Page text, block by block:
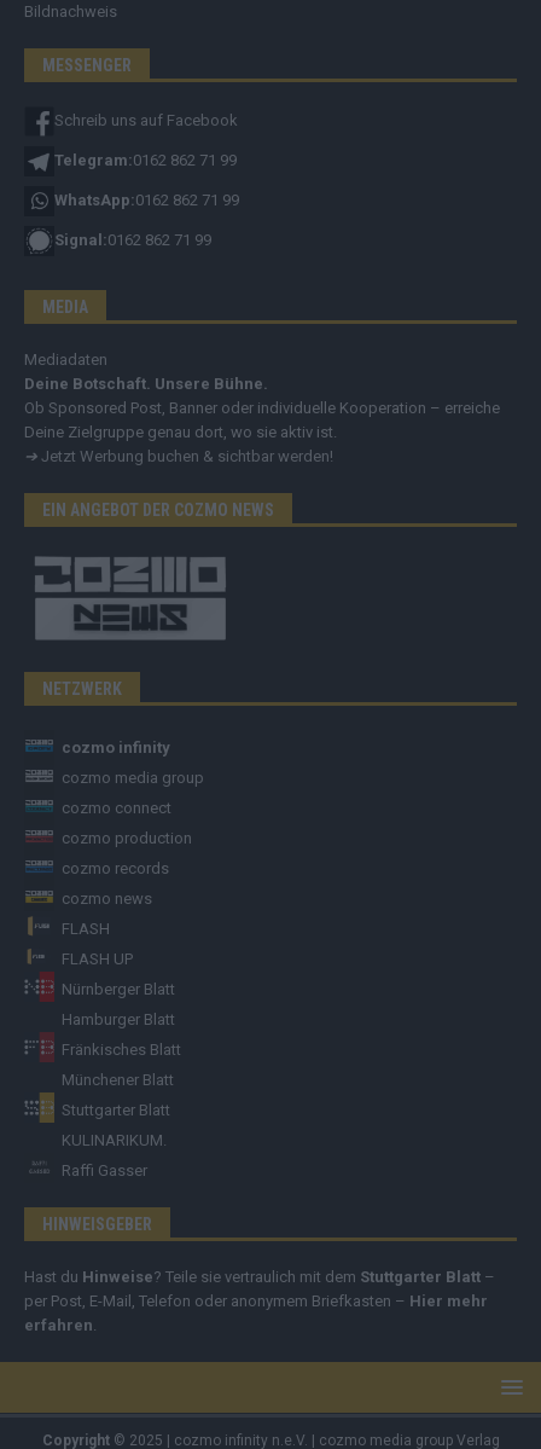
Bildnachweis
MESSENGER
Schreib uns auf Facebook
Telegram:0162 862 71 99
WhatsApp:0162 862 71 99
Signal:0162 862 71 99
MEDIA
Mediadaten
Deine Botschaft. Unsere Bühne.
Ob Sponsored Post, Banner oder individuelle Kooperation – erreiche
Deine Zielgruppe genau dort, wo sie aktiv ist.
➔ Jetzt Werbung buchen & sichtbar werden!
EIN ANGEBOT DER COZMO NEWS
NETZWERK
cozmo infinity
cozmo media group
cozmo connect
cozmo production
cozmo records
cozmo news
FLASH
FLASH UP
Nürnberger Blatt
Hamburger Blatt
Fränkisches Blatt
Münchener Blatt
Stuttgarter Blatt
KULINARIKUM.
Raffi Gasser
HINWEISGEBER
Hast du Hinweise? Teile sie vertraulich mit dem Stuttgarter Blatt –
per Post, E-Mail, Telefon oder anonymem Briefkasten – Hier mehr
erfahren.
Copyright© 2025 | cozmo infinity n.e.V. | cozmo media group Verlag